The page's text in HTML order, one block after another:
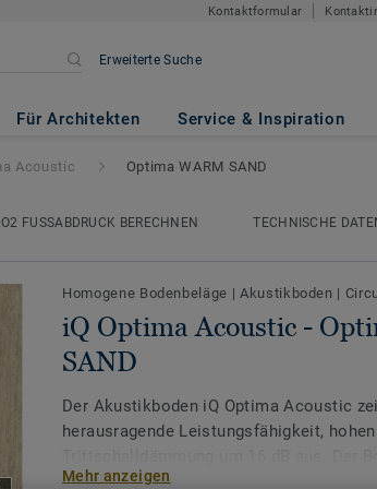
Kontaktformular
Erweiterte Suche
Für Architekten Service & Inspiration
WARM SAND
Acoustic Optima WARM SAND
FUSSABDRUCK BERECHNEN
TECHNISCHE
Homogene Bodenbeläge | Akustikboden |
iQ Optima Acoustic -
SAND
Der Akustikboden iQ Optima Acoustic
herausragende Leistungsfähigkeit,
stark frequentierte Bereiche im
Mehr anzeigen